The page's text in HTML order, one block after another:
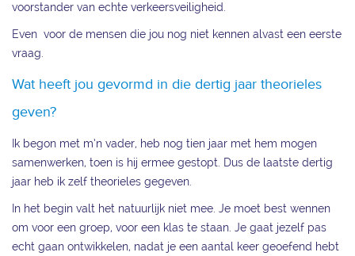
voorstander van echte verkeersveiligheid.
Even voor de mensen die jou nog niet kennen alvast een eerste
vraag.
Wat heeft jou gevormd in die dertig jaar theorieles
geven?
Ik begon met m’n vader, heb nog tien jaar met hem mogen
samenwerken, toen is hij ermee gestopt. Dus de laatste dertig
jaar heb ik zelf theorieles gegeven.
In het begin valt het natuurlijk niet mee. Je moet best wennen
om voor een groep, voor een klas te staan. Je gaat jezelf pas
echt gaan ontwikkelen, nadat je een aantal keer geoefend hebt